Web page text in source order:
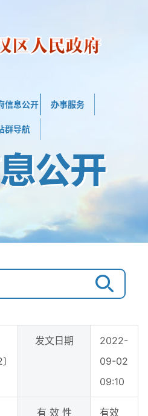
信息公开 办事服务
群导航
发文日期
2022-
09-02
09:10
有 效 性 有效